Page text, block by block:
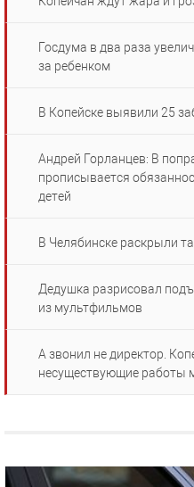
Госдума в два раза
за ребенком
В Копейске выявили 25
Андрей Горланцев: В
прописывается
детей
В Челябинске раскрыли
Дедушка разрисовал
из мультфильмов
А звонил не директор.
несуществующие работы